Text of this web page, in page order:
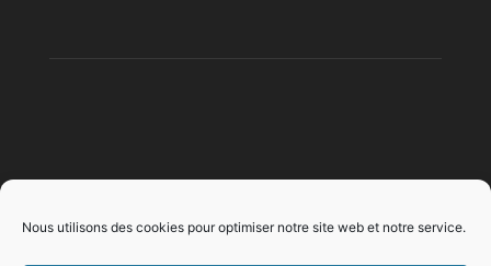
Nous utilisons des cookies pour optimiser notre site web et notre service.